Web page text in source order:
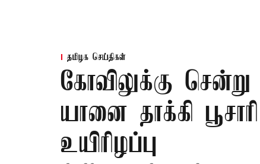
தமிழக செய்திகள்
கோவிலுக்கு சென்று
யானை தாக்கி
உயிரிழப்பு